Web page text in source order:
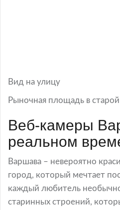
Вид на улицу
Рыночная площадь в
Веб-камеры
реальном
Варшава – невероятно
город, который мечтает
каждый любитель
старинных строений,